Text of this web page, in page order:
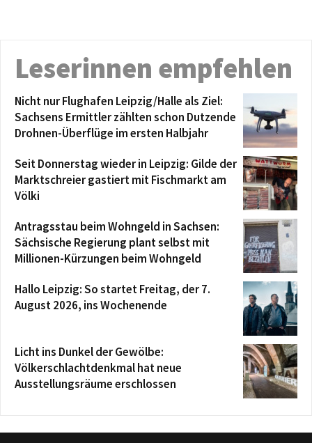
Leserinnen empfehlen
Nicht nur Flughafen Leipzig/Halle als Ziel:
Sachsens Ermittler zählten schon Dutzende
Drohnen-Überflüge im ersten Halbjahr
Seit Donnerstag wieder in Leipzig: Gilde der
Marktschreier gastiert mit Fischmarkt am
Völki
Antragsstau beim Wohngeld in Sachsen:
Sächsische Regierung plant selbst mit
Millionen-Kürzungen beim Wohngeld
Hallo Leipzig: So startet Freitag, der 7.
August 2026, ins Wochenende
Licht ins Dunkel der Gewölbe:
Völkerschlachtdenkmal hat neue
Ausstellungsräume erschlossen